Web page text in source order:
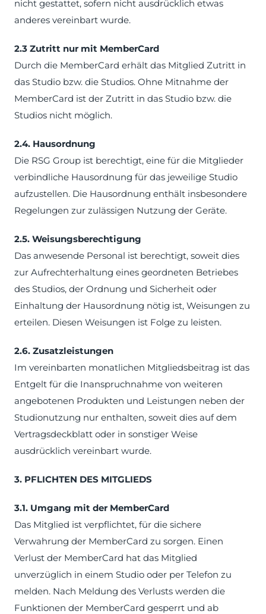
nicht gestattet, sofern nicht ausdrücklich etwas
anderes vereinbart wurde.
2.3 Zutritt nur mit MemberCard
Durch die MemberCard erhält das Mitglied Zutritt in
das Studio bzw. die Studios. Ohne Mitnahme der
MemberCard ist der Zutritt in das Studio bzw. die
Studios nicht möglich.
2.4. Hausordnung
Die RSG Group ist berechtigt, eine für die Mitglieder
verbindliche Hausordnung für das jeweilige Studio
aufzustellen. Die Hausordnung enthält insbesondere
Regelungen zur zulässigen Nutzung der Geräte.
2.5. Weisungsberechtigung
Das anwesende Personal ist berechtigt, soweit dies
zur Aufrechterhaltung eines geordneten Betriebes
des Studios, der Ordnung und Sicherheit oder
Einhaltung der Hausordnung nötig ist, Weisungen zu
erteilen. Diesen Weisungen ist Folge zu leisten.
2.6. Zusatzleistungen
Im vereinbarten monatlichen Mitgliedsbeitrag ist das
Entgelt für die Inanspruchnahme von weiteren
angebotenen Produkten und Leistungen neben der
Studionutzung nur enthalten, soweit dies auf dem
Vertragsdeckblatt oder in sonstiger Weise
ausdrücklich vereinbart wurde.
3. PFLICHTEN DES MITGLIEDS
3.1. Umgang mit der MemberCard
Das Mitglied ist verpflichtet, für die sichere
Verwahrung der MemberCard zu sorgen. Einen
Verlust der MemberCard hat das Mitglied
unverzüglich in einem Studio oder per Telefon zu
melden. Nach Meldung des Verlusts werden die
Funktionen der MemberCard gesperrt und ab